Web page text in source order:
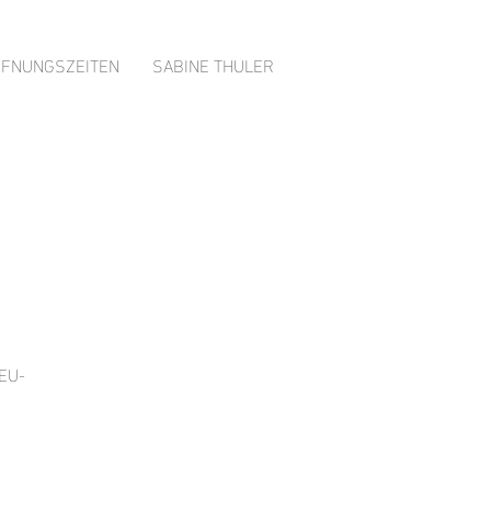
SABINE THULER